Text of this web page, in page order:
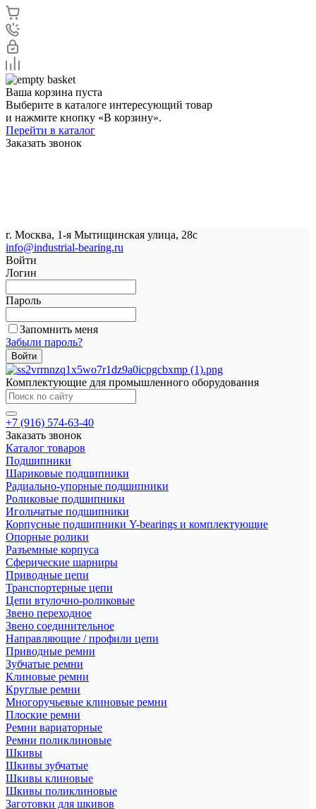
Ваша корзина пуста
Выберите в каталоге интересующий товар
и нажмите кнопку «В корзину».
Перейти в каталог
Заказать звонок
г. Москва, 1-я Мытищинская улица, 28с
info@industrial-bearing.ru
Войти
Логин
Пароль
Запомнить меня
Забыли пароль?
Комплектующие для промышленного оборудования
+7 (916) 574-63-40
Заказать звонок
Каталог товаров
Подшипники
Шариковые подшипники
Радиально-упорные подшипники
Роликовые подшипники
Игольчатые подшипники
Корпусные подшипники Y-bearings и комплектующие
Опорные ролики
Разъемные корпуса
Сферические шарниры
Приводные цепи
Транспортерные цепи
Цепи втулочно-роликовые
Звено переходное
Звено соединительное
Направляющие / профили цепи
Приводные ремни
Зубчатые ремни
Клиновые ремни
Круглые ремни
Многоручьевые клиновые ремни
Плоские ремни
Ремни вариаторные
Ремни поликлиновые
Шкивы
Шкивы зубчатые
Шкивы клиновые
Шкивы поликлиновые
Заготовки для шкивов